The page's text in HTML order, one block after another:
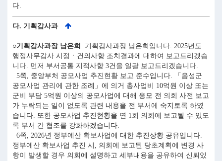
다.
다. 기획감사과
○기획감사과장 남은희
기획감사과장 남은희입니다. 2025년도
행정사무감사 시정ㆍ건의사항 조치결과에 대하여 보고드리겠습
니다. 먼저 부서공통 지적사항 3건을 일괄 보고드리겠습니다.
5쪽, 중앙부처 공모사업 추진현황 보고 준수입니다. 「음성군
공모사업 관리에 관한 조례」에 의거 총사업비 10억원 이상 또는
군비 부담 5억원 이상의 공모사업에 대해 응모 전 의회 사전 보고
가 누락되는 일이 없도록 관련 내용을 전 부서에 숙지토록 하였
습니다. 또한 공모사업 추진현황을 연 1회 의회에 보고될 수 있도
록 부서 간 협조를 강화하겠습니다.
6쪽, 2026년 정부예산 확보사업에 대한 추진상황 공유입니다.
정부예산 확보사업 추진 시, 의회에 보고된 당초계획에 변경 사
항이 발생할 경우 의회에 설명하고 세부내용을 공유하여 신뢰있